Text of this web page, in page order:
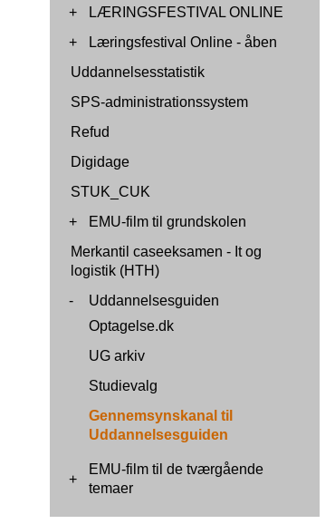
+
LÆRINGSFESTIVAL ONLINE
+
Læringsfestival Online - åben
Uddannelsesstatistik
SPS-administrationssystem
Refud
Digidage
STUK_CUK
+
EMU-film til grundskolen
Merkantil caseeksamen - It og
logistik (HTH)
-
Uddannelsesguiden
Optagelse.dk
UG arkiv
Studievalg
Gennemsynskanal til
Uddannelsesguiden
+
EMU-film til de tværgående
temaer